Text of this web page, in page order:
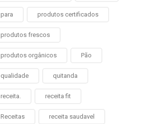
para produtos certificados
produtos frescos
produtos orgânicos Pão
qualidade quitanda
receita. receita fit
Receitas receita saudavel